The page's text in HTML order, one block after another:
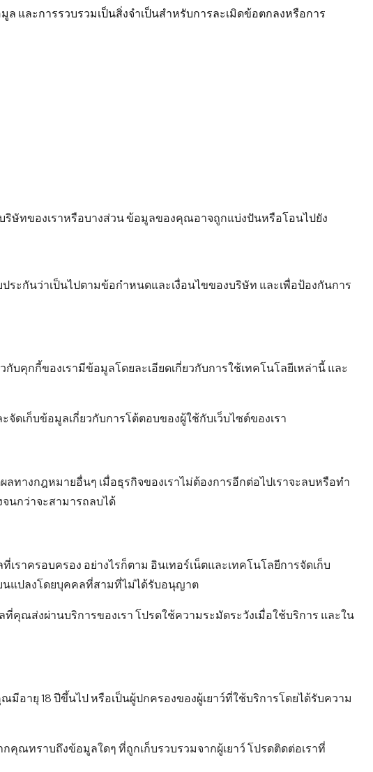
และการรวบรวมเป็นสิ่งจำเป็นสำหรับการละเมิดข้อตกลงหรือการ
ริษัทของเราหรือบางส่วน ข้อมูลของคุณอาจถูกแบ่งปันหรือโอนไปยัง
กันว่าเป็นไปตามข้อกำหนดและเงื่อนไขของบริษัท และเพื่อป้องกันการ
บคุกกี้ของเรามีข้อมูลโดยละเอียดเกี่ยวกับการใช้เทคโนโลยีเหล่านี้ และ
จัดเก็บข้อมูลเกี่ยวกับการโต้ตอบของผู้ใช้กับเว็บไซต์ของเรา
างกฎหมายอื่นๆ เมื่อธุรกิจของเราไม่ต้องการอีกต่อไปเราจะลบหรือทํา
นกว่าจะสามารถลบได้
าครอบครอง อย่างไรก็ตาม อินเทอร์เน็ตและเทคโนโลยีการจัดเก็บ
นแปลงโดยบุคคลที่สามที่ไม่ได้รับอนุญาต
ส่งผ่านบริการของเรา โปรดใช้ความระมัดระวังเมื่อใช้บริการ และใน
อายุ 18 ปีขึ้นไป หรือเป็นผู้ปกครองของผู้เยาว์ที่ใช้บริการโดยได้รับความ
ณทราบถึงข้อมูลใดๆ ที่ถูกเก็บรวบรวมจากผู้เยาว์ โปรดติดต่อเราที่